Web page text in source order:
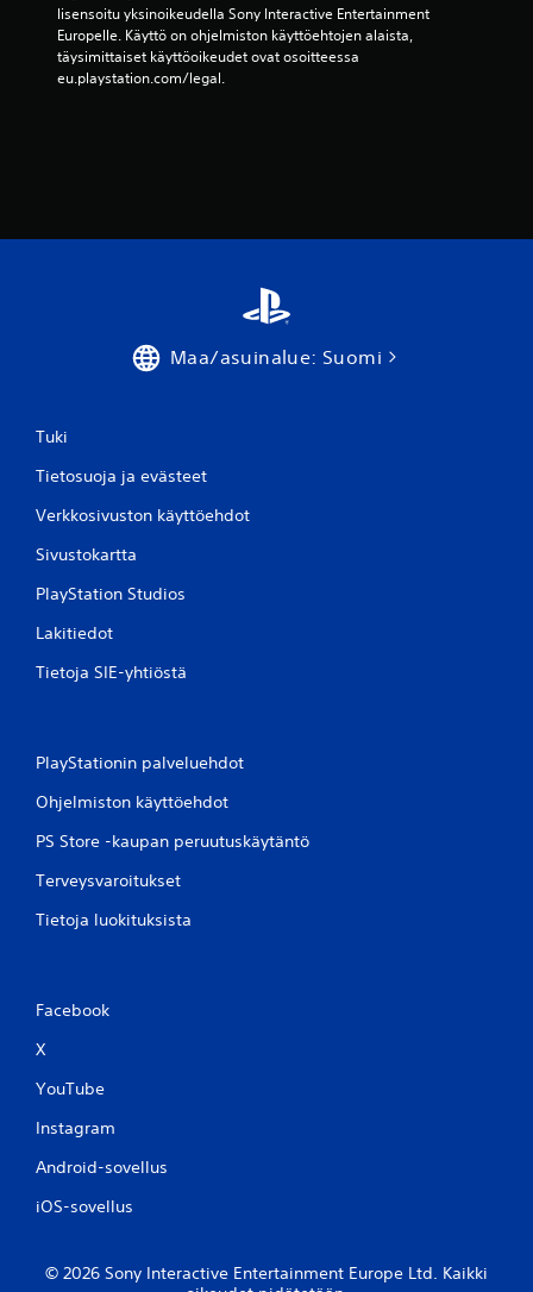
lisensoitu yksinoikeudella Sony Interactive Entertainment
Europelle. Käyttö on ohjelmiston käyttöehtojen alaista,
täysimittaiset käyttöoikeudet ovat osoitteessa
eu.playstation.com/legal.
Maa/asuinalue: Suomi
Tuki
Tietosuoja ja evästeet
Verkkosivuston käyttöehdot
Sivustokartta
PlayStation Studios
Lakitiedot
Tietoja SIE-yhtiöstä
PlayStationin palveluehdot
Ohjelmiston käyttöehdot
PS Store -kaupan peruutuskäytäntö
Terveysvaroitukset
Tietoja luokituksista
Facebook
X
YouTube
Instagram
Android-sovellus
iOS-sovellus
© 2026 Sony Interactive Entertainment Europe Ltd. Kaikki